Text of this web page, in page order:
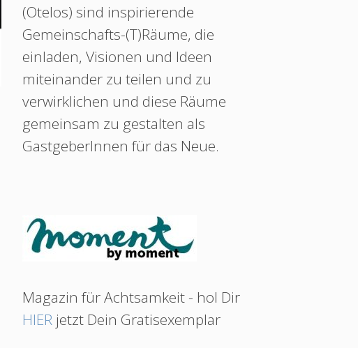
(Otelos) sind inspirierende
Gemeinschafts-(T)Räume, die
einladen, Visionen und Ideen
miteinander zu teilen und zu
verwirklichen und diese Räume
gemeinsam zu gestalten als
GastgeberInnen für das Neue.
Magazin für Achtsamkeit - hol Dir
HIERjetzt Dein Gratisexemplar